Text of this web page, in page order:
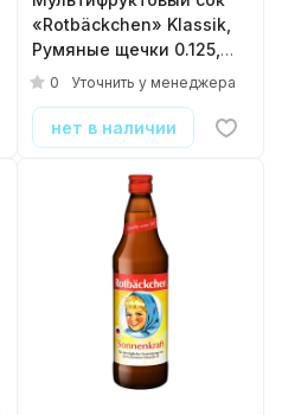
«Rotbäckchen» Klassik,
Румяные щечки 0.125,
стекло
0 Уточнить у менеджера
нет в наличии